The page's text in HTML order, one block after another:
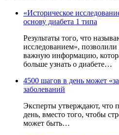
«Историческое
основу диабета 1 типа
Результаты того, что
исследованием»,
важную информацию,
больше узнать о диабете…
4500 шагов в день может
заболеваний
Эксперты утверждают, что
день, вместо того, чтобы
может быть…